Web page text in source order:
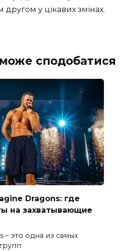
у цікавих змінах.
сподобатися
Dragons: где
на захватывающие
– это одна из самых